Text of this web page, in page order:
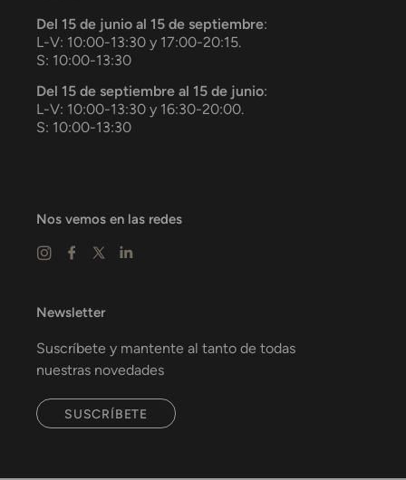
Del 15 de junio al 15 de septiembre:
L-V: 10:00-13:30 y 17:00-20:15.
S: 10:00-13:30
Del 15 de septiembre al 15 de junio:
L-V: 10:00-13:30 y 16:30-20:00.
S: 10:00-13:30
Nos vemos en las redes
Newsletter
Suscríbete y mantente al tanto de todas
nuestras novedades
SUSCRÍBETE